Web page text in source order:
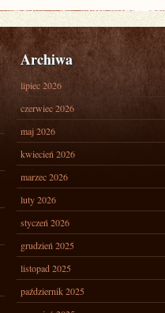
Archiwa
lipiec 2026
czerwiec 2026
maj 2026
kwiecień 2026
marzec 2026
luty 2026
styczeń 2026
grudzień 2025
listopad 2025
październik 2025